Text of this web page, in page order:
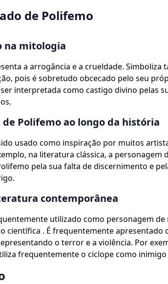
de Polifemo
na mitologia
a arrogância e a crueldade. Simboliza
pois é sobretudo obcecado pelo seu
interpretada como castigo divino pelas
de Polifemo ao longo da história
usado como inspiração por muitos
na literatura clássica, a personagem
pela sua falta de discernimento e
contemporânea
utilizado como personagem
científica . É frequentemente apresentado
o terror e a violência. Por
frequentemente o ciclope como